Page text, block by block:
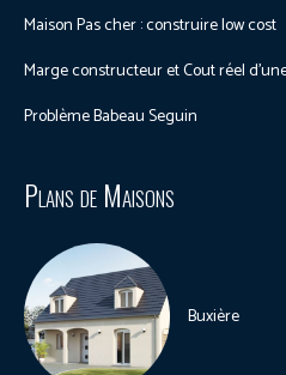
Maison Pas cher : construire low cost
Marge constructeur et Cout réel
Problème Babeau Seguin
Plans de Maisons
Buxière